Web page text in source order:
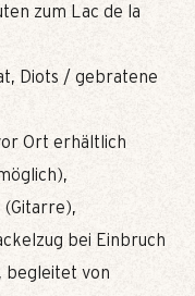
zum Lac de la
Diots / gebratene
Ort erhältlich
(Gitarre),
bei Einbruch
begleitet von